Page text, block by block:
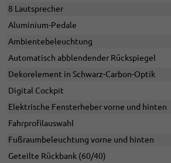
8 Lautsprecher
Aluminium-Pedale
Ambientebeleuchtung
Automatisch abblendender Rückspiegel
Dekorelement in Schwarz-Carbon-Optik
Digital Cockpit
Elektrische Fensterheber vorne und hinten
Fahrprofilauswahl
Fußraumbeleuchtung vorne und hinten
Geteilte Rückbank (60/40)